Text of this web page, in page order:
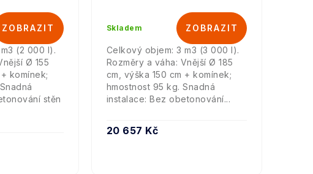
(2 000 l).
Ø 155
komínek;
stěn
Skladem
20 657 Kč
Celkový objem: 3 m3 (3 000 l).
Rozměry a váha: Vnější Ø 185
cm, výška 150 cm + komínek;
hmostnost 95 kg. Snadná
instalace: Bez obetonování...